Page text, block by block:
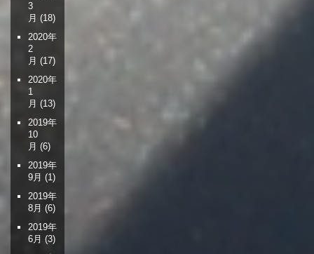
3
月 (18)
2020年
2
月 (17)
2020年
1
月 (13)
2019年
10
月 (6)
2019年
9月 (1)
2019年
8月 (6)
2019年
6月 (3)